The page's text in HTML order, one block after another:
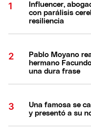
Influencer,
con parálisis
resiliencia
Pablo Moyano
hermano
una dura frase
Una famosa se
y presentó a su